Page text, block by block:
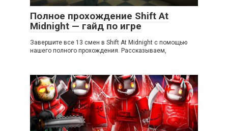
Полное прохождение Shift At
Midnight — гайд по игре
Завершите все 13 смен в Shift At Midnight с помощью
нашего полного прохождения. Рассказываем,